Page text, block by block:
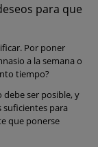
para que
Por poner
a la semana o
tiempo?
debe ser posible, y
suficientes para
que ponerse